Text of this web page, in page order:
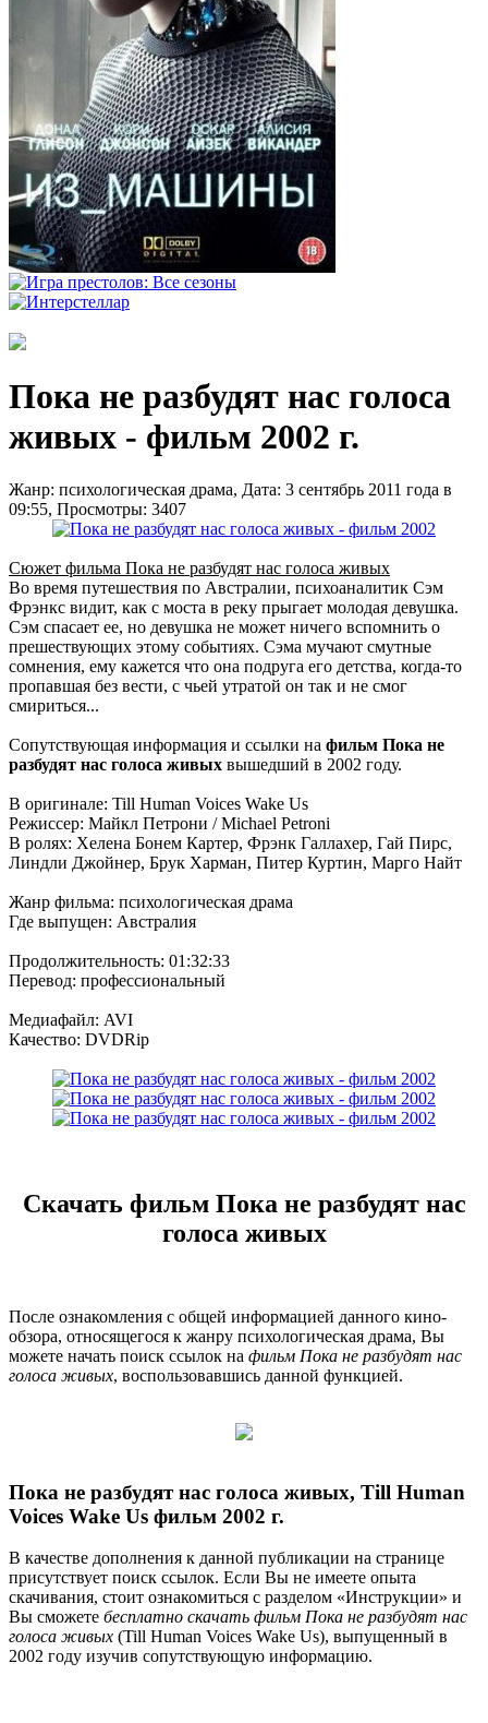
Пока не разбудят нас голоса
живых - фильм 2002 г.
Жанр: психологическая драма, Дата: 3 сентябрь 2011 года в
09:55, Просмотры: 3407
Сюжет фильма Пока не разбудят нас голоса живых
Во время путешествия по Австралии, психоаналитик Сэм
Фрэнкс видит, как с моста в реку прыгает молодая девушка.
Сэм спасает ее, но девушка не может ничего вспомнить о
прешествующих этому событиях. Сэма мучают смутные
сомнения, ему кажется что она подруга его детства, когда-то
пропавшая без вести, с чьей утратой он так и не смог
смириться...
Сопутствующая информация и ссылки на фильм Пока не
разбудят нас голоса живых вышедший в 2002 году.
В оригинале: Till Human Voices Wake Us
Режиссер: Майкл Петрони / Michael Petroni
В ролях: Хелена Бонем Картер, Фрэнк Галлахер, Гай Пирс,
Линдли Джойнер, Брук Харман, Питер Куртин, Марго Найт
Жанр фильма: психологическая драма
Где выпущен: Австралия
Продолжительность: 01:32:33
Перевод: профессиональный
Медиафайл: AVI
Качество: DVDRip
Скачать фильм Пока не разбудят нас
голоса живых
После ознакомления с общей информацией данного кино-
обзора, относящегося к жанру психологическая драма, Вы
можете начать поиск ссылок на фильм Пока не разбудят нас
голоса живых, воспользовавшись данной функцией.
Пока не разбудят нас голоса живых, Till Human
Voices Wake Us фильм 2002 г.
В качестве дополнения к данной публикации на странице
присутствует поиск ссылок. Если Вы не имеете опыта
скачивания, стоит ознакомиться с разделом «Инструкции» и
Вы сможете бесплатно скачать фильм Пока не разбудят нас
голоса живых (Till Human Voices Wake Us), выпущенный в
2002 году изучив сопутствующую информацию.